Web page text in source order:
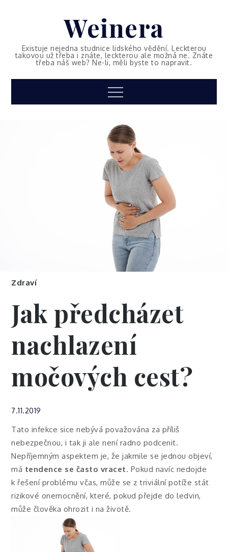
Weinera
Existuje nejedna studnice lidského vědění. Leckterou
takovou už třeba i znáte, leckterou ale možná ne. Znáte
třeba náš web? Ne-li, měli byste to napravit.
Menu
Zdraví
Jak předcházet
nachlazení
močových cest?
7.11.2019
Tato infekce sice nebývá považována za příliš
nebezpečnou, i tak ji ale není radno podcenit.
Nepříjemným aspektem je, že jakmile se jednou objeví,
má tendence se často vracet. Pokud navíc nedojde
k řešení problému včas, může se z triviální potíže stát
rizikové onemocnění, které, pokud přejde do ledvin,
může člověka ohrozit i na životě.